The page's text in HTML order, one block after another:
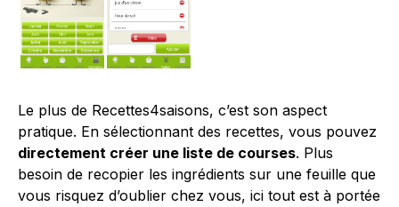
Le plus de Recettes4saisons, c’est son aspect
pratique. En sélectionnant des recettes, vous pouvez
directement créer une liste de courses. Plus
besoin de recopier les ingrédients sur une feuille que
vous risquez d’oublier chez vous, ici tout est à portée